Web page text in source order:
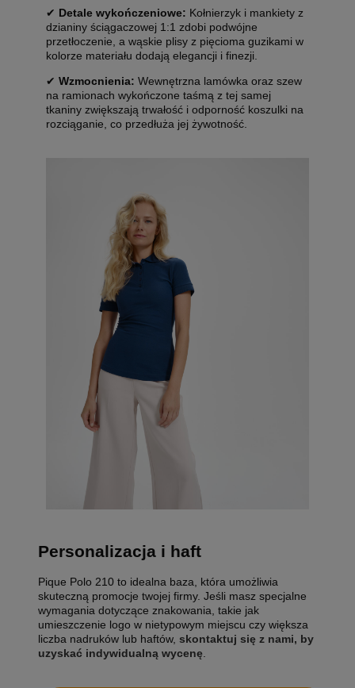
✔ Detale wykończeniowe: Kołnierzyk i mankiety z
dzianiny ściągaczowej 1:1 zdobi podwójne
przetłoczenie, a wąskie plisy z pięcioma guzikami w
kolorze materiału dodają elegancji i finezji.
✔ Wzmocnienia: Wewnętrzna lamówka oraz szew
na ramionach wykończone taśmą z tej samej
tkaniny zwiększają trwałość i odporność koszulki na
rozciąganie, co przedłuża jej żywotność.
Personalizacja i haft
Pique Polo 210 to idealna baza, która umożliwia
skuteczną promocje twojej firmy. Jeśli masz specjalne
wymagania dotyczące znakowania, takie jak
umieszczenie logo w nietypowym miejscu czy większa
liczba nadruków lub haftów, skontaktuj się z nami, by
uzyskać indywidualną wycenę.